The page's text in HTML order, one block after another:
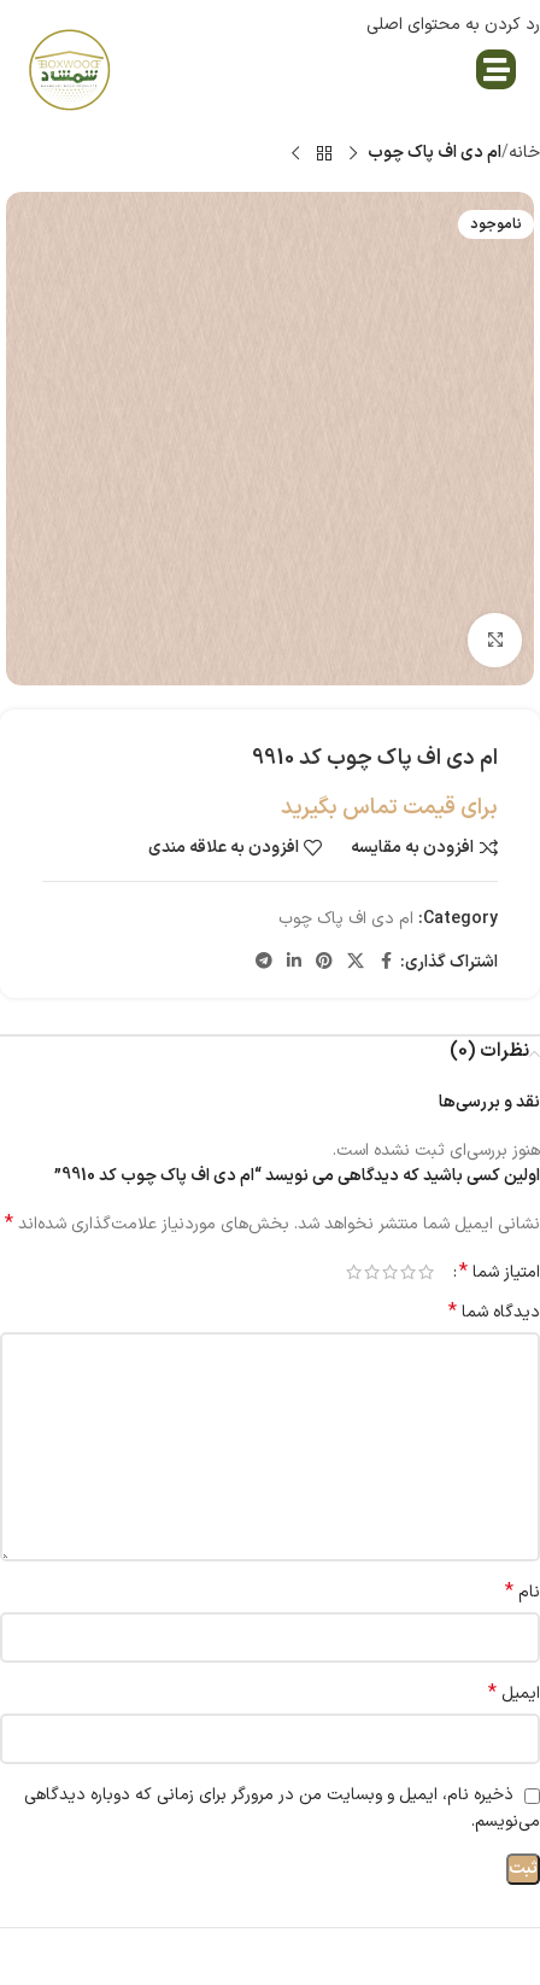
رد کردن به محتوای اصلی
خانه ام دی اف پاک چوب
ناموجود
بزرگنمایی تصویر
ام دی اف پاک چوب کد 9910
برای قیمت تماس بگیرید
افزودن به مقایسه افزودن به علاقه مندی
Category: ام دی اف پاک چوب
اشتراک گذاری:
نظرات (0)
نقد و بررسی‌ها
هنوز بررسی‌ای ثبت نشده است.
اولین کسی باشید که دیدگاهی می نویسد “ام دی اف پاک چوب کد 9910”
نشانی ایمیل شما منتشر نخواهد شد. بخش‌های موردنیاز علامت‌گذاری شده‌اند*
امتیاز شما*
دیدگاه شما*
نام*
ایمیل *
ذخیره نام، ایمیل و وبسایت من در مرورگر برای زمانی که دوباره دیدگاهی
می‌نویسم.